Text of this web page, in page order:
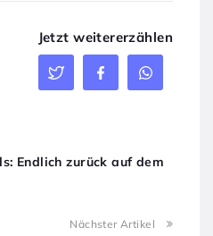
Jetzt weitererzählen
Endlich zurück auf dem
Nächster Artikel